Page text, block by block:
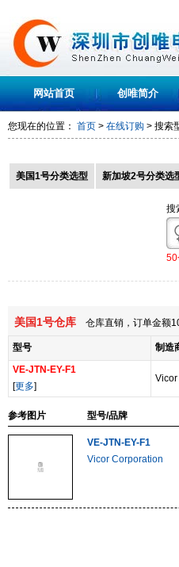
网站首页 创唯简介
您现在的位置： 首页 > 在线订购 > 搜索
美国1号分类选型 新加坡2号分类选
搜
50
美国1号仓库 仓库直销，订单金额
型号 制造
VE-JTN-EY-F1
[更多]
参考图片 型号/品牌
VE-JTN-EY-F1
Vicor Corporation